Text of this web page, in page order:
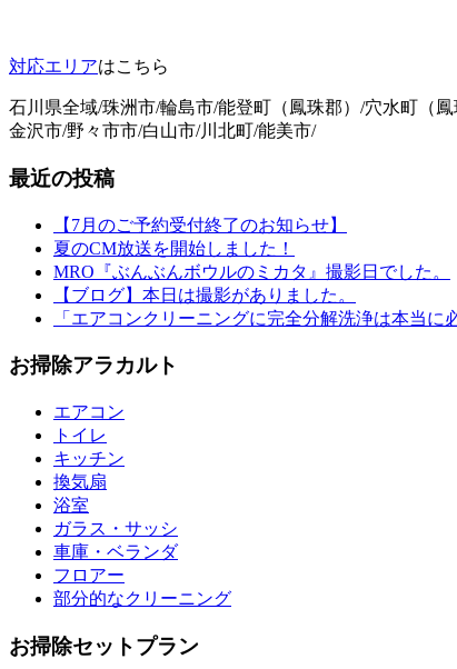
対応エリアはこちら
石川県全域/珠洲市/輪島市/能登町（鳳珠郡）/穴水町（
金沢市/野々市市/白山市/川北町/能美市/
最近の投稿
【7月のご予約受付終了のお知らせ】
夏のCM放送を開始しました！
MRO『ぶんぶんボウルのミカタ』撮影日でした。
【ブログ】本日は撮影がありました。
「エアコンクリーニングに完全分解洗浄は本当に
お掃除アラカルト
エアコン
トイレ
キッチン
換気扇
浴室
ガラス・サッシ
車庫・ベランダ
フロアー
部分的なクリーニング
お掃除セットプラン